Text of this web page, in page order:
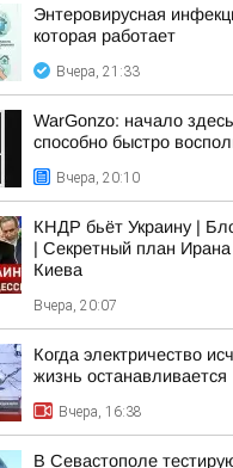
Энтеровирусная
которая работает
Вчера, 21:33
WarGonzo: начало
способно быстро
Вчера, 20:10
КНДР бьёт Украину |
| Секретный план
Киева
Вчера, 20:07
Когда электричество
жизнь останавливается
Вчера, 16:38
В Севастополе